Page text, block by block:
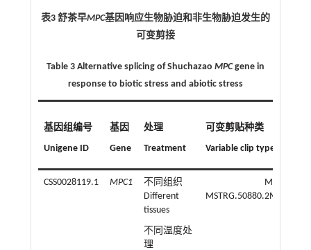
表3 舒茶早MPC基因响应生物胁迫和非生物胁迫发生的
可变剪接
Table 3 Alternative splicing of Shuchazao MPCgene in
response to biotic stress and abiotic stress
基因组编号
Unigene ID
基因
Gene
处理
Treatment
可变剪贴种类
Variable clip type
CSS0028119.1 MPC1
不同组织
Different
tissues
不同温度处
理
MSTRG.50880.2